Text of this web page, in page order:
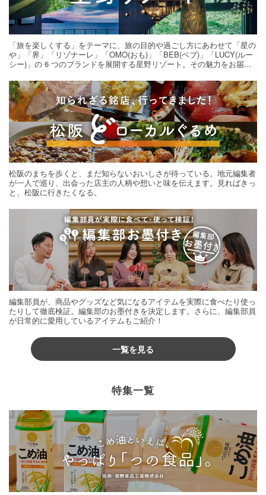
「旅を楽しくする」をテーマに、旅の目的や過ごし方にあわせて「星の
や」「界」「リゾナーレ」「OMO(おも)」「BEB(ベブ)」「LUCY(ルー
シー)」の 6 つのブランドを展開する星野リゾート。その魅力をお届け
松阪のまちを歩くと、まだ知らないおいしさが待っている。地元編集者
が一人で巡り、出会った店主の人柄や想いと味を伝えます。見ればきっ
と、松阪に行きたくなる。
編集部員が、商品やグッズなど気になるアイテムを実際に食べたり使っ
たりして徹底検証。編集部のお墨付きを決定します。さらに、編集部員
が日常的に愛用しているアイテムもご紹介！
一覧を見る
特集一覧